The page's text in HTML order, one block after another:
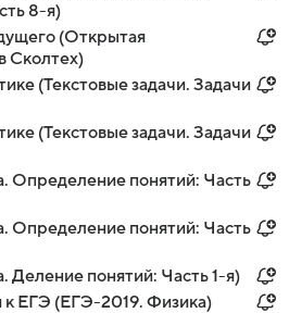
8-я)
(Открытая
Сколтех)
(Текстовые задачи. Задачи
(Текстовые задачи. Задачи
Определение понятий: Часть
Определение понятий: Часть
Деление понятий: Часть 1-я)
к ЕГЭ (ЕГЭ-2019. Физика)